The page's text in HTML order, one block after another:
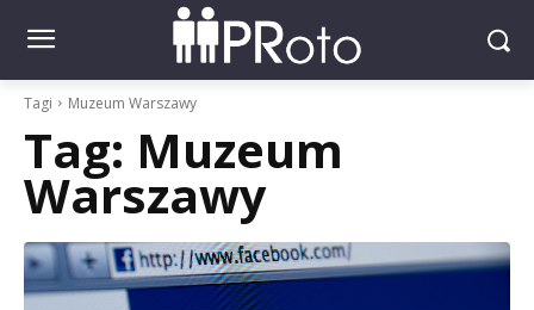
Tagi Muzeum Warszawy
Tag: Muzeum
Warszawy